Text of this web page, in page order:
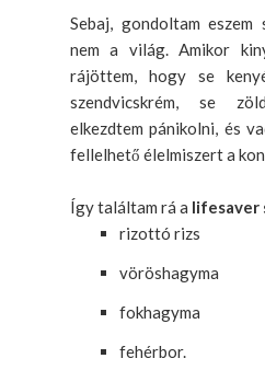
Sebaj, gondoltam eszem
nem a világ. Amikor
rájöttem, hogy se
szendvicskrém, se
elkezdtem pánikolni, és
fellelhető élelmiszert a
Így találtam rá a lifesaver
rizottó rizs
vöröshagyma
fokhagyma
fehérbor.